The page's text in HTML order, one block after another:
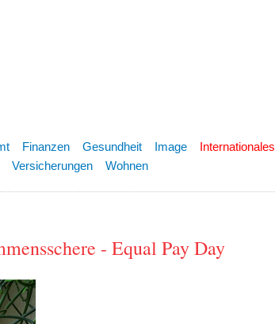
Finanzen Gesundheit Image Internationales
Versicherungen Wohnen
- Equal Pay Day